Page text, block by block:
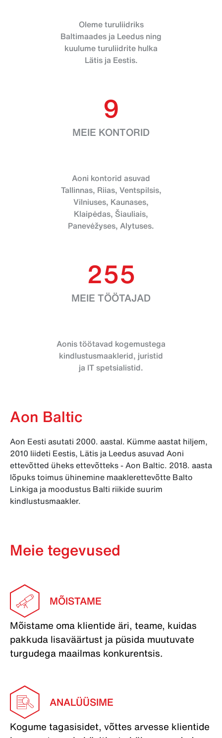
Oleme turuliidriks
Baltimaades ja Leedus ning
kuulume turuliidrite hulka
Lätis ja Eestis.
9
MEIE KONTORID
Aoni kontorid asuvad
Tallinnas, Riias, Ventspilsis,
Vilniuses, Kaunases,
Klaipėdas, Šiauliais,
Panevėžyses, Alytuses.
255
MEIE TÖÖTAJAD
Aonis töötavad kogemustega
kindlustusmaaklerid, juristid
ja IT spetsialistid.
Aon Baltic
Aon Eesti asutati 2000. aastal. Kümme aastat hiljem,
2010 liideti Eestis, Lätis ja Leedus asuvad Aoni
ettevõtted üheks ettevõtteks - Aon Baltic. 2018. aasta
lõpuks toimus ühinemine maaklerettevõtte Balto
Linkiga ja moodustus Balti riikide suurim
kindlustusmaakler.
Meie tegevused
MÕISTAME
Mõistame oma klientide äri, teame, kuidas
pakkuda lisaväärtust ja püsida muutuvate
turgudega maailmas konkurentsis.
ANALÜÜSIME
Kogume tagasisidet, võttes arvesse klientide